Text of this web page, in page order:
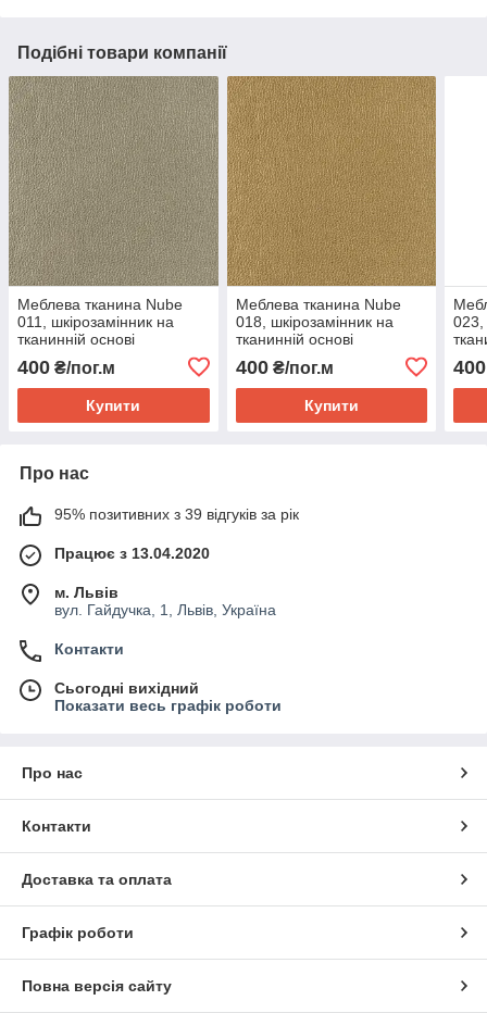
Подібні товари компанії
Меблева тканина Nube
011, шкірозамінник на
тканинній основі
400 ₴/пог.м
Купити
Меблева тканина Nube
018, шкірозамінник на
тканинній основі
400₴/пог.м
Купити
023,
400
Про нас
95% позитивних з 39 відгуків за рік
Працює з 13.04.2020
м. Львів
вул. Гайдучка, 1, Львів, Україна
Контакти
Сьогодні вихідний
Показати весь графік роботи
Про нас
Контакти
Доставка та оплата
Графік роботи
Повна версія сайту